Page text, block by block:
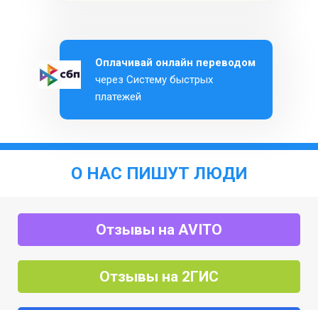
Оплачивай онлайн переводом
через Систему быстрых
платежей
О НАС ПИШУТ ЛЮДИ
Отзывы на AVITO
Отзывы на 2ГИС